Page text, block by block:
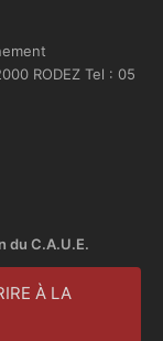
RODEZ Tel : 05
du C.A.U.E.
À LA